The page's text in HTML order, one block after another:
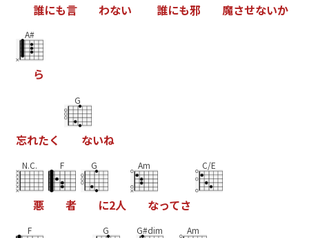
誰にも言 わない 誰にも邪 魔させないか
A#
ら
忘れたく
G
ないね
N.C.
悪
F
者
G
に2人
Am
なってさ
C/E
F G G#dim Am